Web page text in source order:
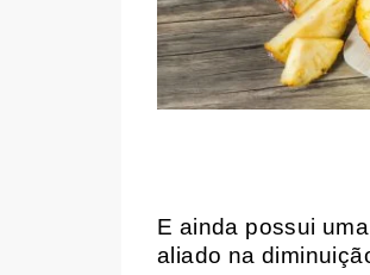
E ainda possui
aliado na